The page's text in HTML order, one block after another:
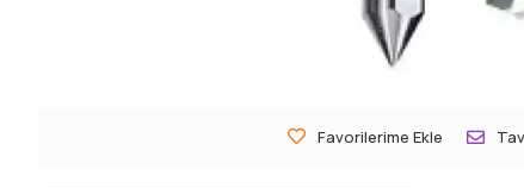
Favorilerime Ekle